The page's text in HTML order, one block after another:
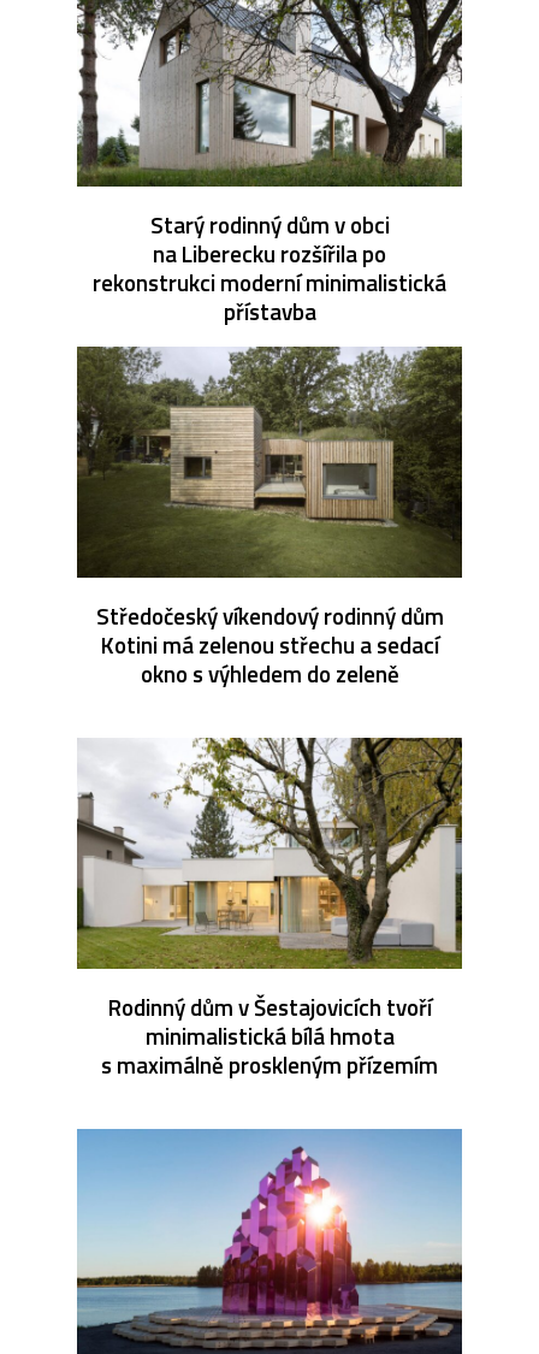
Starý rodinný dům v obci
na Liberecku rozšířila po
rekonstrukci moderní minimalistická
přístavba
Středočeský víkendový rodinný dům
Kotini má zelenou střechu a sedací
okno s výhledem do zeleně
Rodinný dům v Šestajovicích tvoří
minimalistická bílá hmota
s maximálně proskleným přízemím